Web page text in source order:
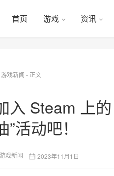
首页 游戏 资讯
游戏新闻 - 正文
入 Steam 上
活动吧！
游戏新闻 2023年11月1日